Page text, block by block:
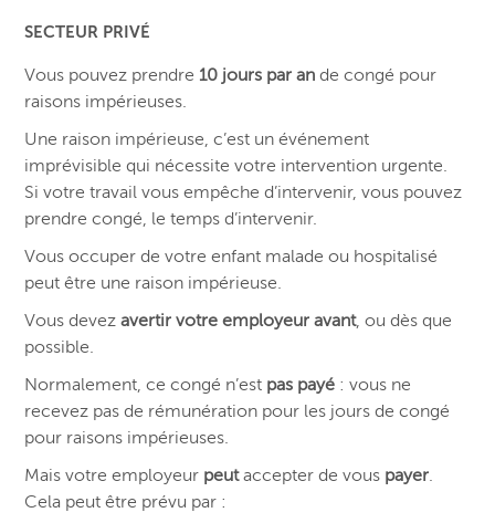
SECTEUR PRIVÉ
Vous pouvez prendre 10 jours par an de congé pour
raisons impérieuses.
Une raison impérieuse, c’est un événement
imprévisible qui nécessite votre intervention urgente.
Si votre travail vous empêche d’intervenir, vous pouvez
prendre congé, le temps d’intervenir.
Vous occuper de votre enfant malade ou hospitalisé
peut être une raison impérieuse.
Vous devezavertir votre employeur avant, ou dès que
possible.
Normalement, ce congé n’est pas payé : vous ne
recevez pas de rémunération pour les jours de congé
pour raisons impérieuses.
Mais votre employeur peutaccepter de vous payer.
Cela peut être prévu par :